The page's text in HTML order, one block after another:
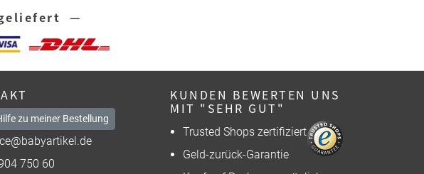
—
zu meiner Bestellung
750 60
KUNDEN BEWERTEN UNS
MIT "SEHR GUT"
Trusted Shops zertifiziert
Geld-zurück-Garantie